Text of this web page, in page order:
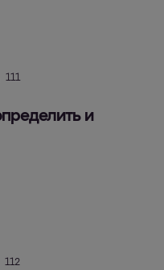
111
и
112